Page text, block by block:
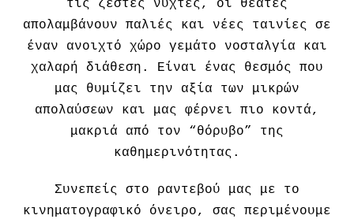
τις ζεστές νύχτες, οι θεατές
απολαμβάνουν παλιές και νέες ταινίες σε
έναν ανοιχτό χώρο γεμάτο νοσταλγία και
χαλαρή διάθεση. Είναι ένας θεσμός που
μας θυμίζει την αξία των μικρών
απολαύσεων και μας φέρνει πιο κοντά,
μακριά από τον “θόρυβο” της
καθημερινότητας.
Συνεπείς στο ραντεβού μας με το
κινηματογραφικό όνειρο, σας περιμένουμε